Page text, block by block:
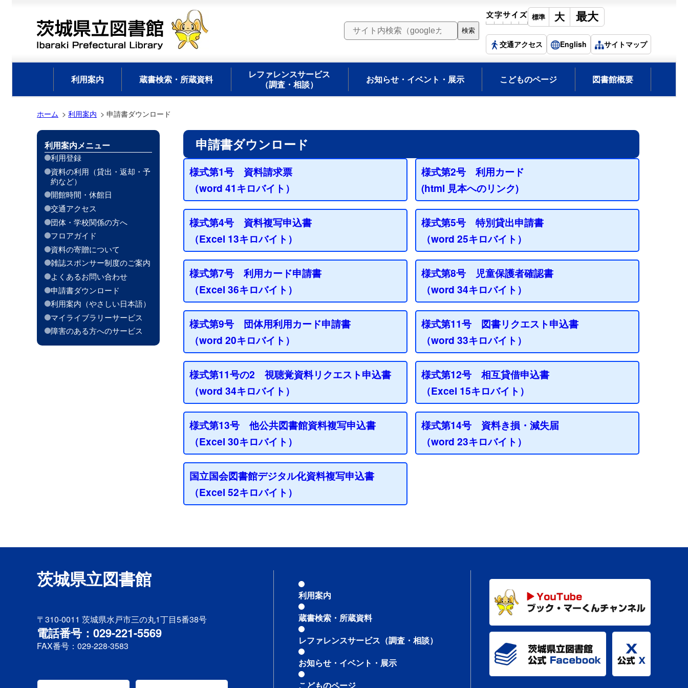
交通アクセス English サイトマップ
利用案内 蔵書検索・所蔵資料
レファレンスサービス
（調査・相談）
お知らせ・イベント・展示 こどものページ 図書館概要
ホーム 利用案内 申請書ダウンロード
申請書ダウンロード
様式第1号 資料請求票
（word 41キロバイト）
様式第2号 利用カード
(html 見本へのリンク)
様式第4号 資料複写申込書
（Excel 13キロバイト）
様式第5号 特別貸出申請書
（word 25キロバイト）
様式第7号 利用カード申請書
（Excel 36キロバイト）
様式第8号 児童保護者確認書
（word 34キロバイト）
様式第9号 団体用利用カード申請書
（word 20キロバイト）
様式第11号 図書リクエスト申込書
（word 33キロバイト）
様式第11号の2 視聴覚資料リクエスト申込書
（word 34キロバイト）
様式第12号 相互貸借申込書
（Excel 15キロバイト）
様式第13号 他公共図書館資料複写申込書
（Excel 30キロバイト）
様式第14号 資料き損・減失届
（word 23キロバイト）
国立国会図書館デジタル化資料複写申込書
（Excel 52キロバイト）
利用案内メニュー
利用登録
資料の利用（貸出・返却・予
約など）
開館時間・休館日
交通アクセス
団体・学校関係の方へ
フロアガイド
資料の寄贈について
雑誌スポンサー制度のご案内
よくあるお問い合わせ
申請書ダウンロード
利用案内（やさしい日本語）
マイライブラリーサービス
障害のある方へのサービス
茨城県立図書館
〒310-0011 茨城県水戸市三の丸1丁目5番38号
電話番号：029-221-5569
FAX番号：029-228-3583
利用案内
蔵書検索・所蔵資料
レファレンスサービス （調査・相談）
お知らせ・イベント・展示
こどものページ